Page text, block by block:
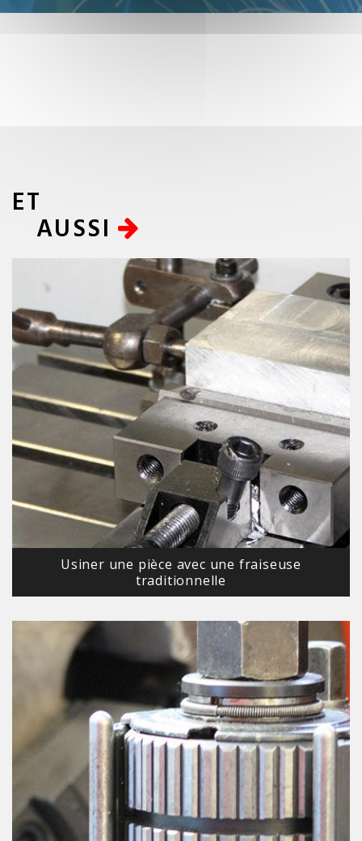
ET
AUSSI
Usiner une pièce avec une fraiseuse
traditionnelle